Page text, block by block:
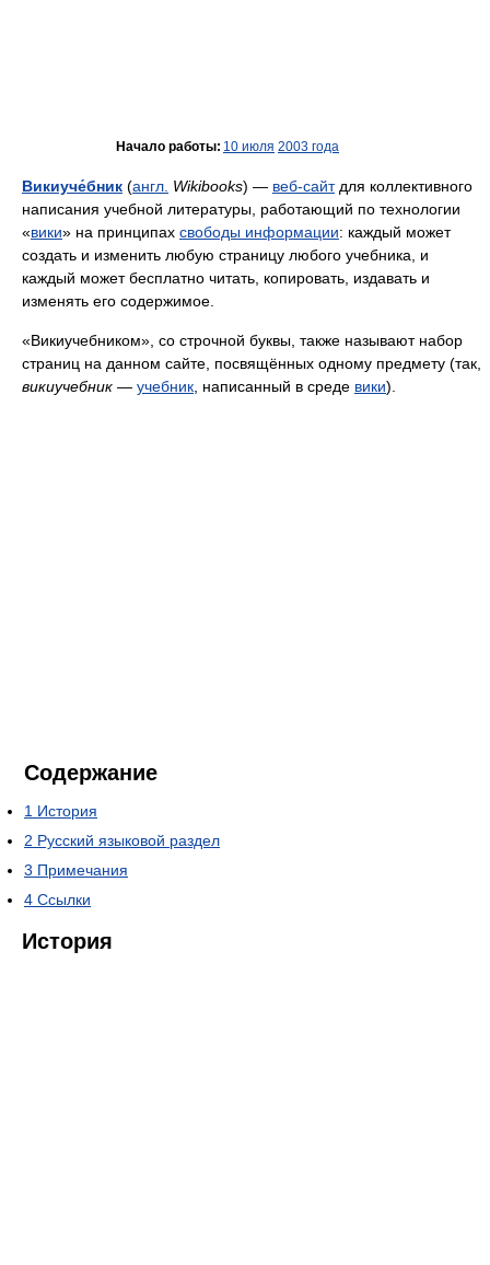
Начало работы: 10 июля 2003 года
Викиуче́бник (англ. Wikibooks) — веб-сайтдля коллективного
написания учебной литературы, работающий по технологии
«вики» на принципах свободы информации: каждый может
создать и изменить любую страницу любого учебника, и
каждый может бесплатно читать, копировать, издавать и
изменять его содержимое.
«Викиучебником», со строчной буквы, также называют набор
страниц на данном сайте, посвящённых одному предмету (так,
викиучебник — учебник , написанный в среде вики).
Содержание
1 История
2 Русский языковой раздел
3 Примечания
4 Ссылки
История